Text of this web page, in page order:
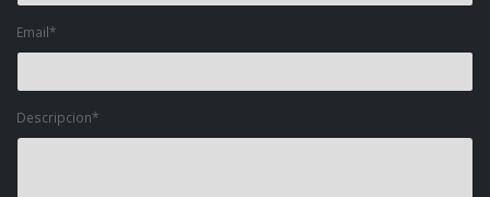
Email*
Descripcion*